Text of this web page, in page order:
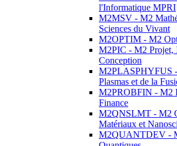
l'Informatique MPRI
M2MSV - M2
Sciences du Vivant
M2OPTIM - M2
M2PIC - M2 Projet,
Conception
M2PLASPHYFUS
Plasmas et de la
M2PROBFIN - M2
Finance
M2QNSLMT - M2
Matériaux et
M2QUANTDEV -